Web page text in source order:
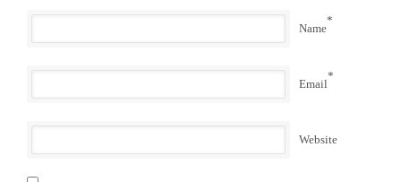
Name
*
Email
*
Website